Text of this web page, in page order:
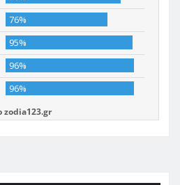
zodia123.gr